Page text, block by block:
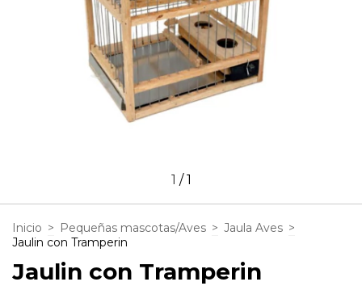
1 /1
Inicio > Pequeñas mascotas/Aves > Jaula Aves >
Jaulin con Tramperin
Jaulin con Tramperin